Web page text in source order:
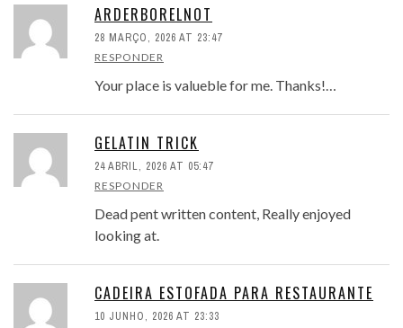
ARDERBORELNOT
28 MARÇO, 2026 AT 23:47
RESPONDER
Your place is valueble for me. Thanks!…
GELATIN TRICK
24 ABRIL, 2026 AT 05:47
RESPONDER
Dead pent written content, Really enjoyed
looking at.
CADEIRA ESTOFADA PARA RESTAURANTE
10 JUNHO, 2026 AT 23:33